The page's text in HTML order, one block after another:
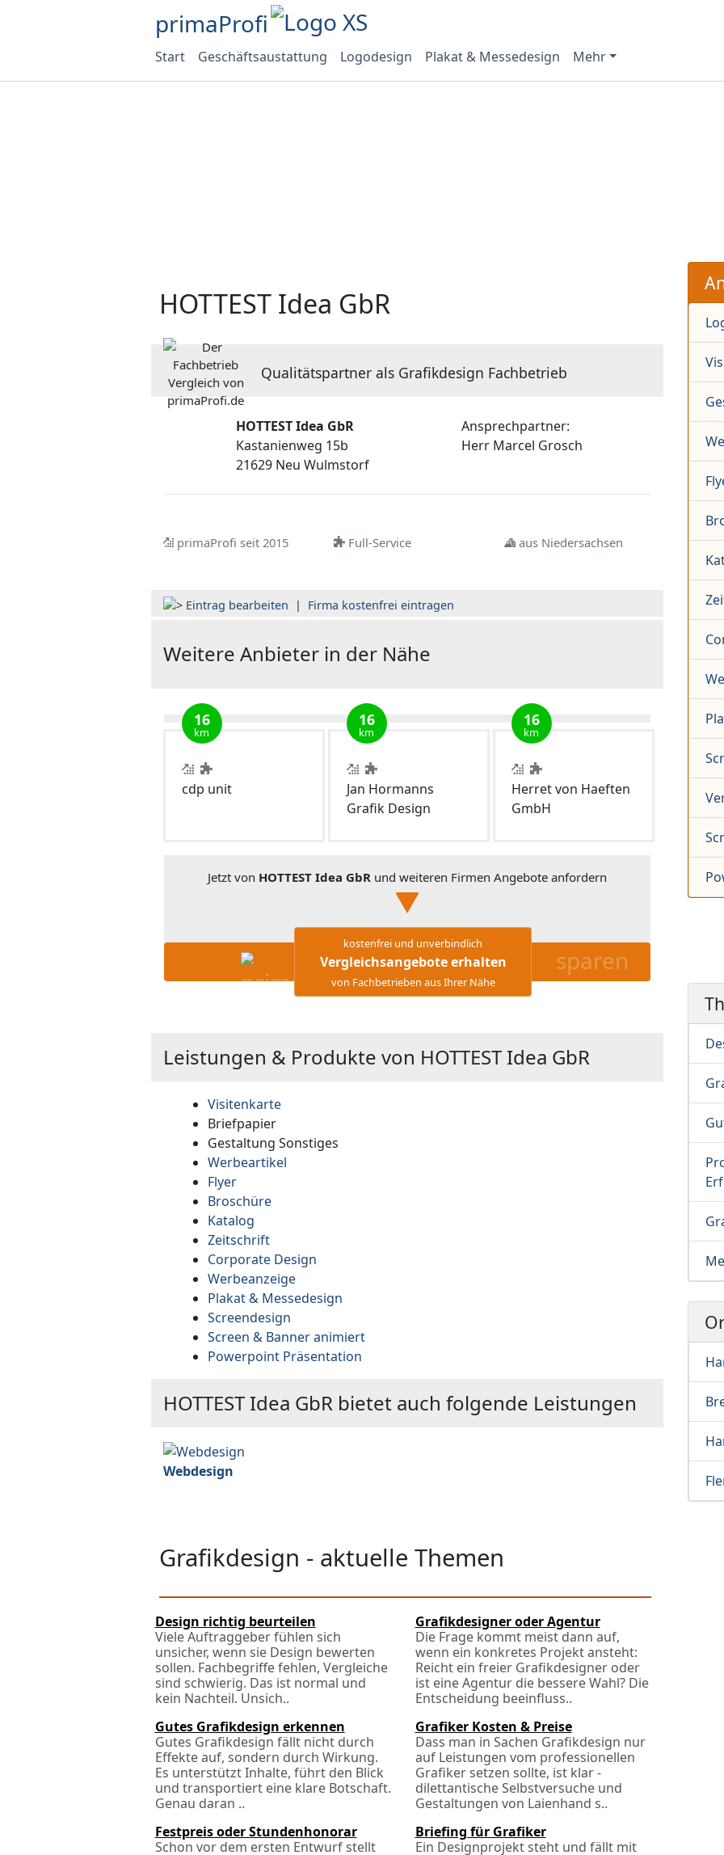
primaProfi
Start Geschäftsaustattung Logodesign Plakat & Messedesign Mehr
HOTTEST Idea GbR
Qualitätspartner als Grafikdesign Fachbetrieb
HOTTEST Idea GbR
Kastanienweg 15b
21629 Neu Wulmstorf
Ansprechpartner:
Herr Marcel Grosch
primaProfi seit 2015 Full-Service aus Niedersachsen
Eintrag bearbeiten | Firma kostenfrei eintragen
Weitere Anbieter in der Nähe
16
km
cdp unit
16
km
Jan Hormanns
Grafik Design
16
km
Herret von Haeften
GmbH
Jetzt von HOTTEST Idea GbRund weiteren Firmen Angebote anfordern
kostenfrei und unverbindlich
Vergleichsangebote erhalten
von Fachbetrieben aus Ihrer Nähe
sparen
Leistungen & Produkte von HOTTEST Idea GbR
Visitenkarte
Briefpapier
Gestaltung Sonstiges
Werbeartikel
Flyer
Broschüre
Katalog
Zeitschrift
Corporate Design
Werbeanzeige
Plakat & Messedesign
Screendesign
Screen & Banner animiert
Powerpoint Präsentation
HOTTEST Idea GbR bietet auch folgende Leistungen
Webdesign
Grafikdesign - aktuelle Themen
Design richtig beurteilen
Viele Auftraggeber fühlen sich
unsicher, wenn sie Design bewerten
sollen. Fachbegriffe fehlen, Vergleiche
sind schwierig. Das ist normal und
kein Nachteil. Unsich..
Grafikdesigner oder Agentur
Die Frage kommt meist dann auf,
wenn ein konkretes Projekt ansteht:
Reicht ein freier Grafikdesigner oder
ist eine Agentur die bessere Wahl? Die
Entscheidung beeinfluss..
Gutes Grafikdesign erkennen
Gutes Grafikdesign fällt nicht durch
Effekte auf, sondern durch Wirkung.
Es unterstützt Inhalte, führt den Blick
und transportiert eine klare Botschaft.
Genau daran ..
Grafiker Kosten & Preise
Dass man in Sachen Grafikdesign nur
auf Leistungen vom professionellen
Grafiker setzen sollte, ist klar -
dilettantische Selbstversuche und
Gestaltungen von Laienhand s..
Festpreis oder Stundenhonorar
Schon vor dem ersten Entwurf stellt
Briefing für Grafiker
Ein Designprojekt steht und fällt mit